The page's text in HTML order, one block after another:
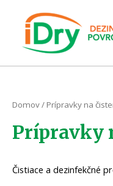
Domov/ Prípravky na
Prípravky
Čistiace a dezinfekčné